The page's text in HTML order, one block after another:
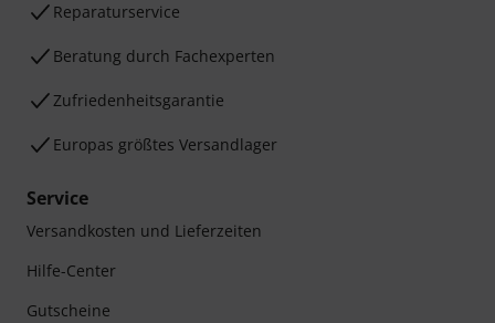
Reparaturservice
Beratung durch Fachexperten
Zufriedenheitsgarantie
Europas größtes Versandlager
Service
Versandkosten und Lieferzeiten
Hilfe-Center
Gutscheine